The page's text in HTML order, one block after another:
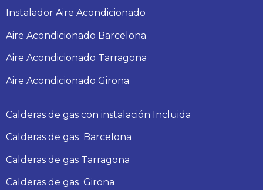
Instalador Aire Acondicionado
Aire Acondicionado Barcelona
Aire Acondicionado Tarragona
Aire Acondicionado Girona
Calderas de gas con instalación Incluida
Calderas de gas Barcelona
Calderas de gas Tarragona
Calderas de gas Girona